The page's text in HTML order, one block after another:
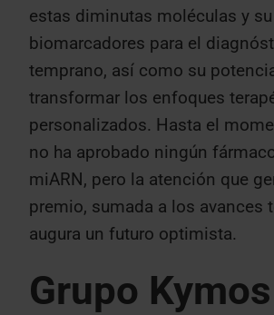
estas diminutas moléculas y
biomarcadores para el
temprano, así como su
transformar los enfoques
personalizados. Hasta el
no ha aprobado ningún
miARN, pero la atención que
premio, sumada a los avances
augura un futuro optimista.
Grupo